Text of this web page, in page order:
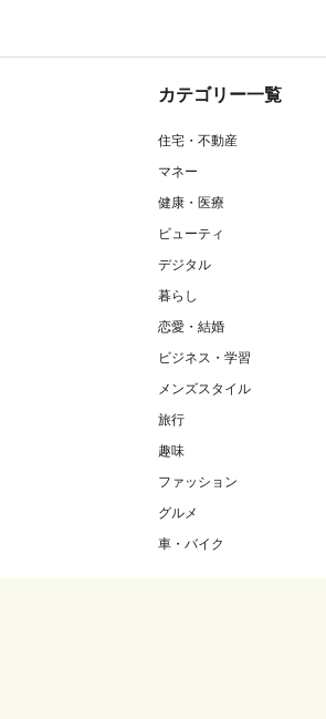
カテゴリー一覧
住宅・不動産
マネー
健康・医療
ビューティ
デジタル
暮らし
恋愛・結婚
ビジネス・学習
メンズスタイル
旅行
趣味
ファッション
グルメ
車・バイク